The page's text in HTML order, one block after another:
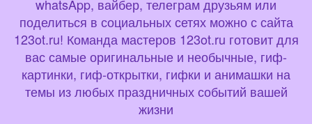
whatsApp, вайбер, телеграм друзьям или
поделиться в социальных сетях можно с сайта
123ot.ru! Команда мастеров 123ot.ru готовит для
вас самые оригинальные и необычные, гиф-
картинки, гиф-открытки, гифки и анимашки на
темы из любых праздничных событий вашей
жизни